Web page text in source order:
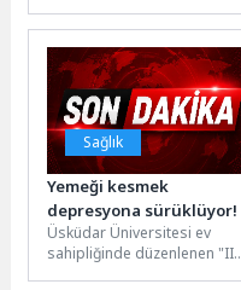
markasının en özel...
Sağlık
Yemeği kesmek
depresyona sürüklüyor!
Üsküdar Üniversitesi ev
sahipliğinde düzenlenen "III.